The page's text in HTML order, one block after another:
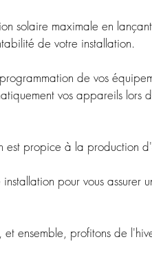
solaire maximale en
de votre installation.
de vos
vos appareils lors
est propice à la production
pour vous assurer
ensemble, profitons de